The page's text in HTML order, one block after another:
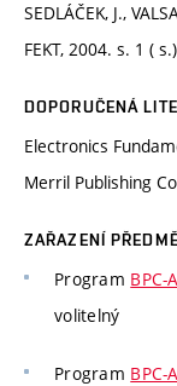
SEDLÁČEK, J.,
FEKT, 2004. s. 1 (
DOPORUČENÁ
Electronics
Merril Publishing
ZAŘAZENÍ
Program BPC-
volitelný
Program BPC-